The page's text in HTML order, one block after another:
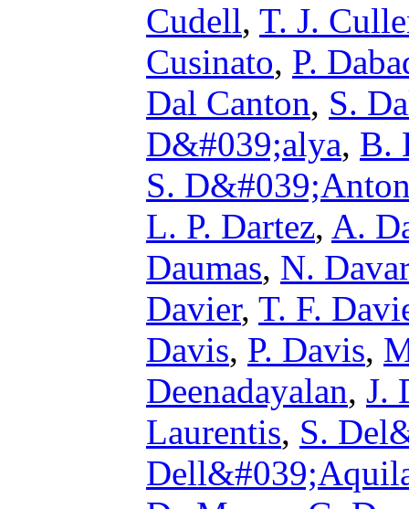
Cudell, T. J.
Cusinato, P.
Dal Canton, S.
D&#039;alya, B.
S.
L. P. Dartez, A.
Daumas, N.
Davier, T. F.
Davis, P. Davis,
Deenadayalan, J.
Laurentis, S.